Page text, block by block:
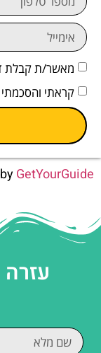
מאשר/ת קבלת
קראתי
GetYourGuide